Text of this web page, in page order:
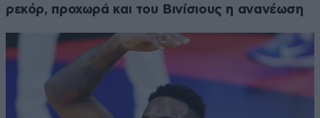
ρεκόρ, προχωρά και του Βινίσιους η ανανέωση